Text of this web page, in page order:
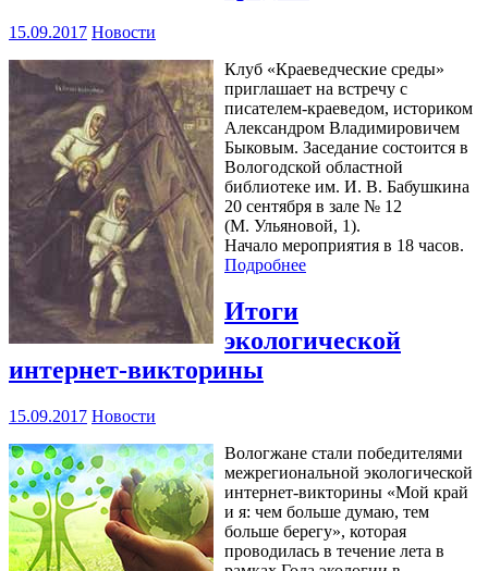
15.09.2017 Новости
Клуб «Краеведческие среды»
приглашает на встречу с
писателем-краеведом, историком
Александром Владимировичем
Быковым. Заседание состоится в
Вологодской областной
библиотеке им. И. В. Бабушкина
20 сентября в зале № 12
(М. Ульяновой, 1).
Начало мероприятия в 18 часов.
Подробнее
Итоги
экологической
интернет-викторины
15.09.2017 Новости
Вологжане стали победителями
межрегиональной экологической
интернет-викторины «Мой край
и я: чем больше думаю, тем
больше берегу», которая
проводилась в течение лета в